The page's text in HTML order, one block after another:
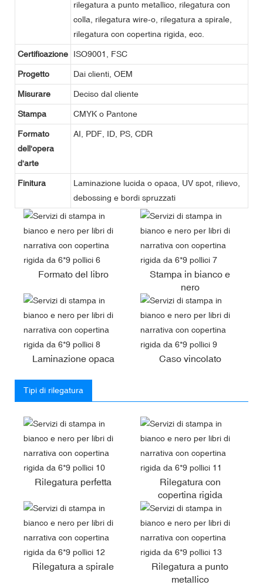
rilegatura a punto metallico, rilegatura con
colla, rilegatura wire-o, rilegatura a spirale,
rilegatura con copertina rigida, ecc.
Certificazione ISO9001, FSC
Progetto Dai clienti, OEM
Misurare Deciso dal cliente
Stampa CMYK o Pantone
Formato
dell'opera
d'arte
AI, PDF, ID, PS, CDR
Finitura
Laminazione lucida o opaca, UV spot, rilievo,
debossing e bordi spruzzati
Formato del libro
Stampa in bianco e
nero
Laminazione opaca Caso vincolato
Tipi di rilegatura
Rilegatura perfetta
Rilegatura con
copertina rigida
Rilegatura a spirale
Rilegatura a punto
metallico